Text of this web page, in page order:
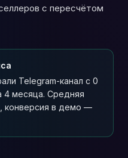
с пересчётом
Telegram-канал с 0
4 месяца. Средняя
конверсия в демо —